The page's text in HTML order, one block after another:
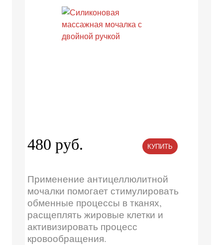
480 руб. КУПИТЬ
Применение антицеллюлитной
мочалки помогает стимулировать
обменные процессы в тканях,
расщеплять жировые клетки и
активизировать процесс
кровообращения.